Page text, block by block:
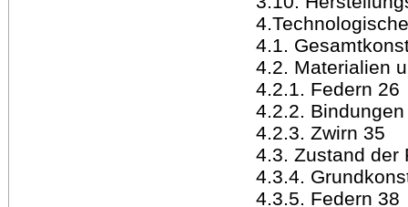
4.1.
4.2. Materialien
4.2.1. Federn 26
4.2.2.
4.2.3. Zwirn 35
4.3. Zustand der
4.3.4.
4.3.5. Federn 38